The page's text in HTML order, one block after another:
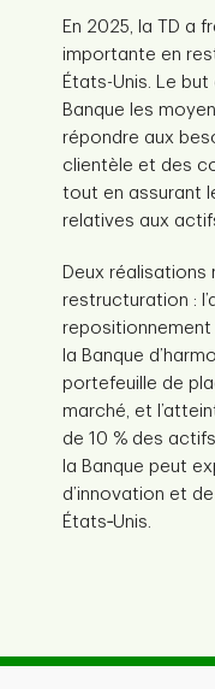
En 2025, la TD a
importante en
États-Unis. Le
Banque les
répondre aux
clientèle et des
tout en assurant
relatives aux
Deux
restructuration :
la Banque
portefeuille de
marché, et
de 10 % des
la Banque peut
d’innovation et
États‑Unis.